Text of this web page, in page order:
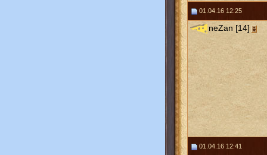
01.04.16 12:25
neZan [14]
01.04.16 12:41